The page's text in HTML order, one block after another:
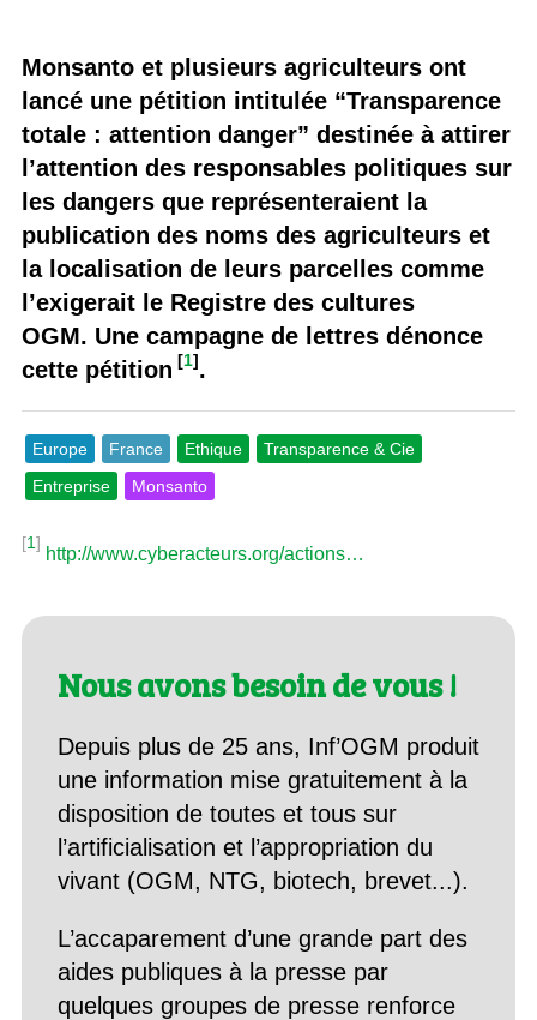
Monsanto et plusieurs agriculteurs ont
lancé une pétition intitulée “Transparence
totale : attention danger” destinée à attirer
l’attention des responsables politiques sur
les dangers que représenteraient la
publication des noms des agriculteurs et
la localisation de leurs parcelles comme
l’exigerait le Registre des cultures
OGM. Une campagne de lettres dénonce
cette pétition [1].
Europe France Ethique
Transparence & Cie
Entreprise
Monsanto
[1]
http://www.cyberacteurs.org/actions…
Nous avons besoin de vous !
Depuis plus de 25 ans, Inf’OGM produit
une information mise gratuitement à la
disposition de toutes et tous sur
l’artificialisation et l’appropriation du
vivant (OGM, NTG, biotech, brevet...).
L’accaparement d’une grande part des
aides publiques à la presse par
quelques groupes de presse renforce